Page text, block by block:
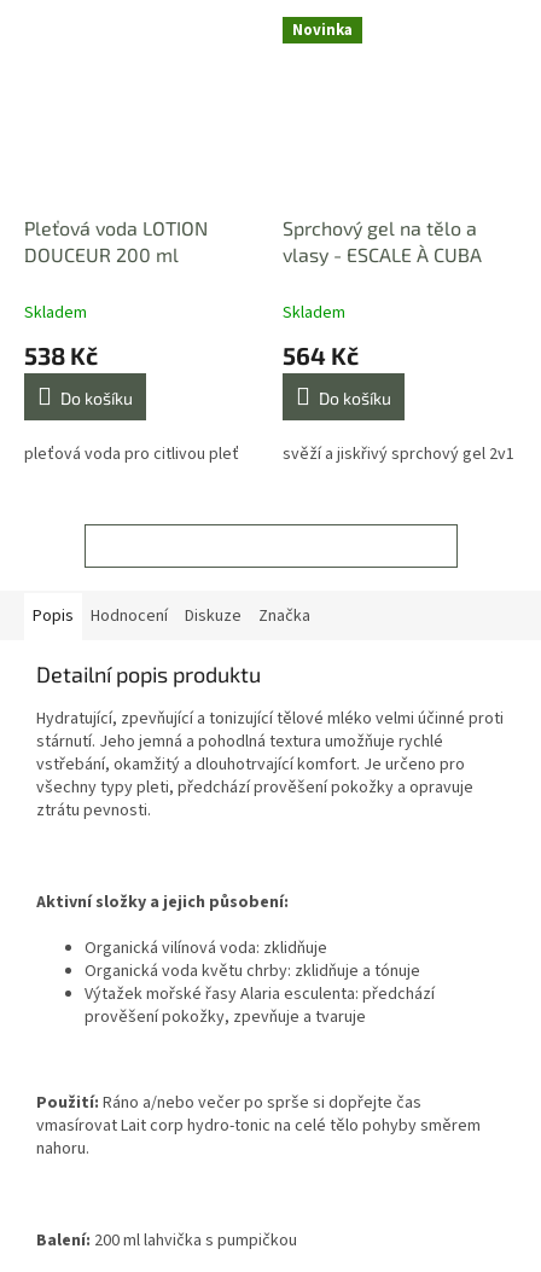
Pleťová voda LOTION
DOUCEUR 200 ml
Skladem
538 Kč
Do košíku
pleťová voda pro citlivou pleť
Novinka
Sprchový gel na tělo a
vlasy - ESCALE À CUBA
Skladem
564 Kč
Do košíku
svěží a jiskřivý sprchový gel 2v1
Popis Hodnocení Diskuze Značka
Detailní popis produktu
Hydratující, zpevňující a tonizující tělové mléko velmi účinné proti
stárnutí. Jeho jemná a pohodlná textura umožňuje rychlé
vstřebání, okamžitý a dlouhotrvající komfort. Je určeno pro
všechny typy pleti, předchází prověšení pokožky a opravuje
ztrátu pevnosti.
Aktivní složky a jejich působení:
Organická vilínová voda: zklidňuje
Organická voda květu chrby: zklidňuje a tónuje
Výtažek mořské řasy Alaria esculenta: předchází
prověšení pokožky, zpevňuje a tvaruje
Použití: Ráno a/nebo večer po sprše si dopřejte čas
vmasírovat Lait corp hydro-tonic na celé tělo pohyby směrem
nahoru.
Balení: 200 ml lahvička s pumpičkou